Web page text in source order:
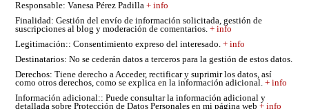
Responsable: Vanesa Pérez Padilla+ info
Finalidad: Gestión del envío de información solicitada, gestión de
suscripciones al blog y moderación de comentarios.+ info
Legitimación:: Consentimiento expreso del interesado.+ info
Destinatarios: No se cederán datos a terceros para la gestión de estos datos.
Derechos: Tiene derecho a Acceder, rectificar y suprimir los datos, así
como otros derechos, como se explica en la información adicional.+ info
Información adicional:: Puede consultar la información adicional y
detallada sobre Protección de Datos Personales en mi página web+ info